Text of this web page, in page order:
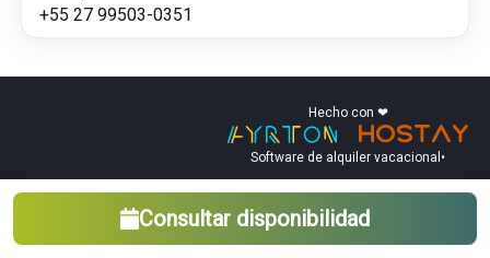
+55 27 99503-0351
Hecho con ❤
Software de alquiler vacacional •
Consultar disponibilidad